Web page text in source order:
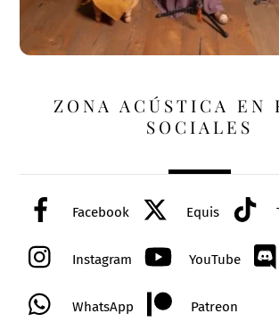
ZONA ACÚSTICA EN
SOCIALES
Facebook Equis
Instagram YouTube
WhatsApp Patreon